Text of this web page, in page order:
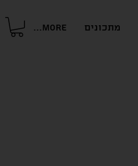
מתכונים More...